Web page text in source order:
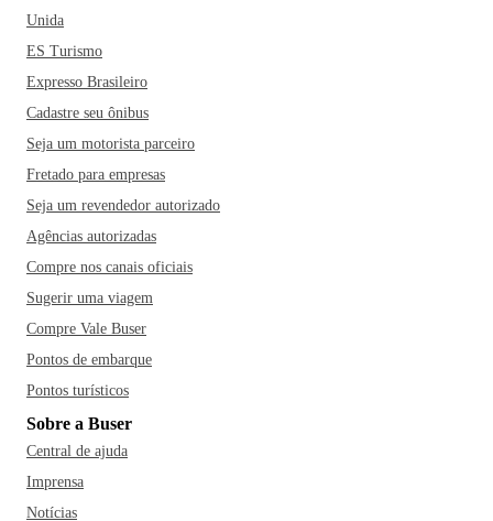
Unida
ES Turismo
Expresso Brasileiro
Cadastre seu ônibus
Seja um motorista parceiro
Fretado para empresas
Seja um revendedor autorizado
Agências autorizadas
Compre nos canais oficiais
Sugerir uma viagem
Compre Vale Buser
Pontos de embarque
Pontos turísticos
Sobre a Buser
Central de ajuda
Imprensa
Notícias